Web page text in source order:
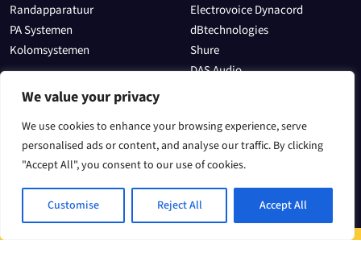
We value your privacy
We use cookies to enhance your browsing experience, serve
personalised ads or content, and analyse our traffic. By clicking
"Accept All", you consent to our use of cookies.
Customise Reject All Accept All
Randapparatuur
PA Systemen
Kolomsystemen
Electrovoice Dynacord
dBtechnologies
Shure
DAS Audio
Sectoren
In het theater
Evenementen
Speakers